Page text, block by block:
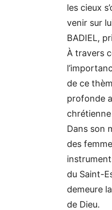
les cieux
venir sur
BADIEL,
À travers
de ce
profonde
Dans son
des
du Saint-
demeure
de Dieu.